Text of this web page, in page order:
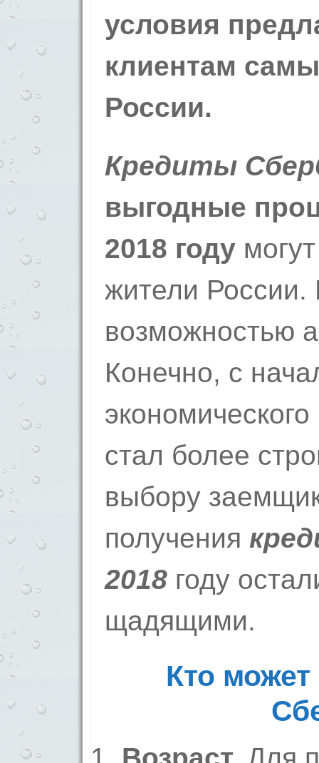
условия
клиентам
России.
Кредиты
выгодные
2018 годумогут
жители России.
возможностью
Конечно, с
стал более
выбору
получения
2018году
щадящими.
Кто может